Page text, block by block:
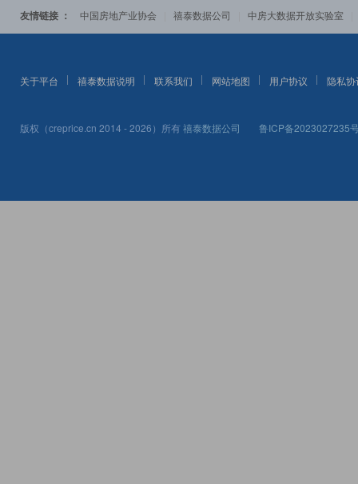
友情链接 ： 中国房地产业协会 禧泰数据公司 中房大数据开放实验室
关于平台 禧泰数据说明 联系我们 网站地图 用户协议 隐私协
版权（creprice.cn 2014 - 2026）所有禧泰数据公司 鲁ICP备2023027235